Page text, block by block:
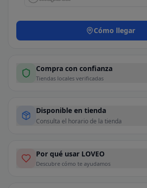
Cómo llegar
Compra con confianza
Tiendas locales verificadas
Disponible en tienda
Consulta el horario de la tienda
Por qué usar LOVEO
Descubre cómo te ayudamos